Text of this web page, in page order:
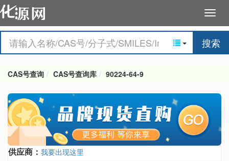
搜索
CAS号查询 CAS号查询库 90224-64-9
供应商： 我要出现这里